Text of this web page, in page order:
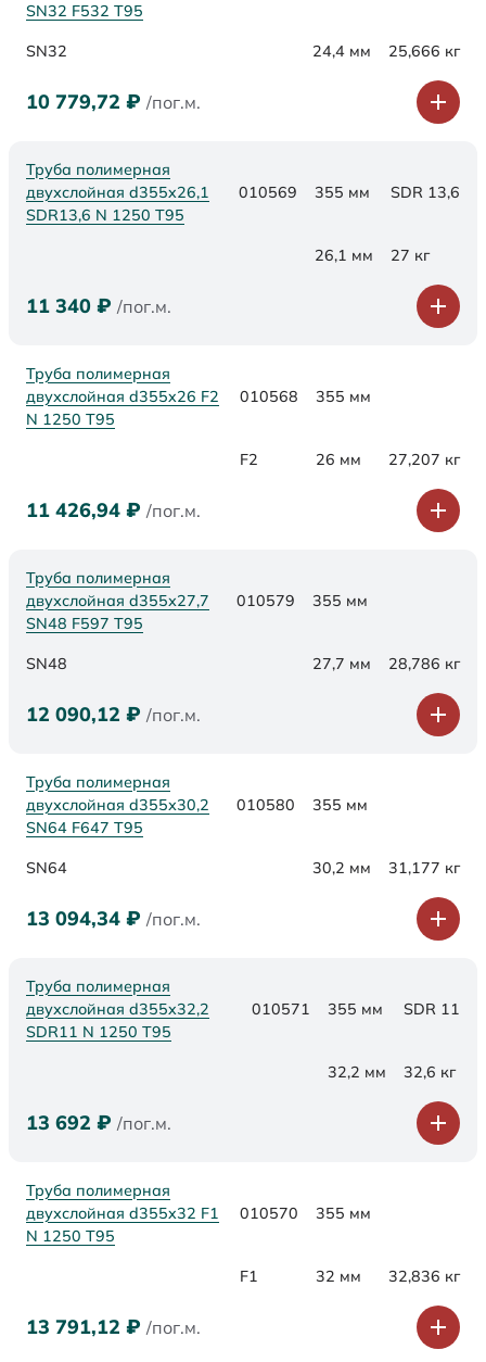
SN32 F532 Т95
SN32 24,4 мм 25,666 кг
10 779,72 ₽ /пог.м.
Труба полимерная
двухслойная d355x26,1
SDR13,6 N 1250 Т95
010569 355 мм SDR 13,6
26,1 мм 27 кг
11 340 ₽ /пог.м.
Труба полимерная
двухслойная d355x26 F2
N 1250 Т95
010568 355 мм
F2 26 мм 27,207 кг
11 426,94 ₽ /пог.м.
Труба полимерная
двухслойная d355х27,7
SN48 F597 Т95
010579 355 мм
SN48 27,7 мм 28,786 кг
12 090,12 ₽ /пог.м.
Труба полимерная
двухслойная d355х30,2
SN64 F647 Т95
010580 355 мм
SN64 30,2 мм 31,177 кг
13 094,34 ₽ /пог.м.
Труба полимерная
двухслойная d355x32,2
SDR11 N 1250 Т95
010571 355 мм SDR 11
32,2 мм 32,6 кг
13 692 ₽ /пог.м.
Труба полимерная
двухслойная d355x32 F1
N 1250 Т95
010570 355 мм
F1 32 мм 32,836 кг
13 791,12 ₽ /пог.м.